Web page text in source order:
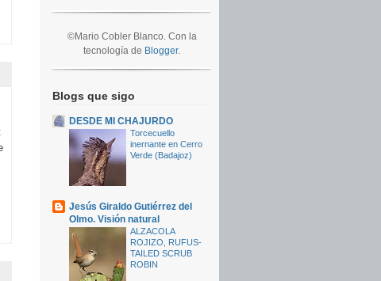
©Mario Cobler Blanco. Con la
tecnología de Blogger.
Blogs que sigo
DESDE MI CHAJURDO
Torcecuello
inernante en Cerro
Verde (Badajoz)
Jesús Giraldo Gutiérrez del
Olmo. Visión natural
ALZACOLA
ROJIZO, RUFUS-
TAILED SCRUB
ROBIN